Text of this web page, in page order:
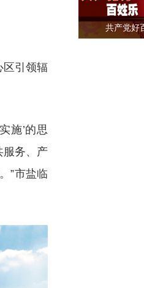
区引领辐
施’的思
服务、产
”市盐临
共产党好